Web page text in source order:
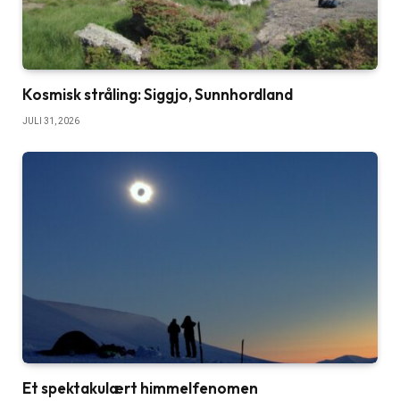
Kosmisk stråling: Siggjo, Sunnhordland
JULI 31, 2026
Et spektakulært himmelfenomen